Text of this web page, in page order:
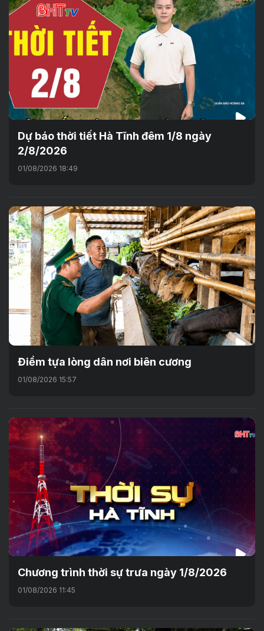
Dự báo thời tiết Hà Tĩnh đêm 1/8 ngày
2/8/2026
01/08/2026 18:49
Điểm tựa lòng dân nơi biên cương
01/08/2026 15:57
Chương trình thời sự trưa ngày 1/8/2026
01/08/2026 11:45